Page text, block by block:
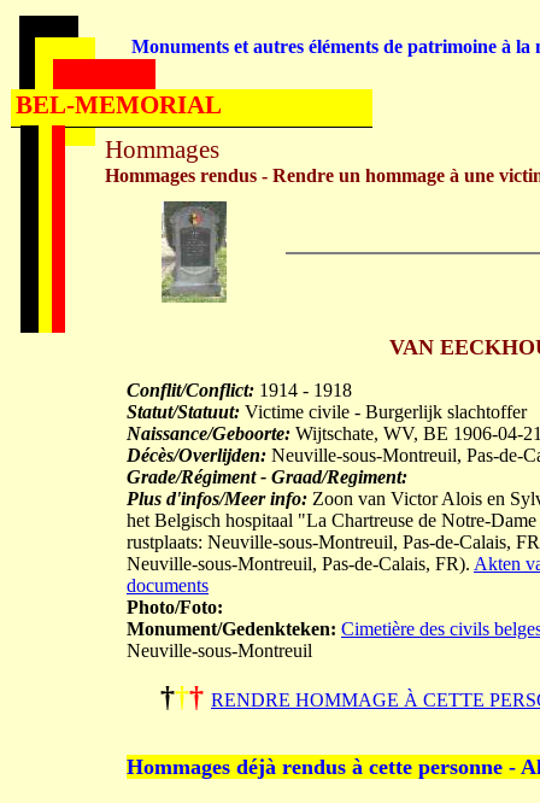
VAN
Conflit/Conflict: 1914 - 1918
Statut/Statuut: Victime civile - Burgerlijk slachtoffer
Naissance/Geboorte: Wijtschate, WV, BE 1906-04-
Décès/Overlijden: Neuville-sous-Montreuil, Pas-de-
Grade/Régiment - Graad/Regiment:
Plus d'infos/Meer info: Zoon van Victor Alois en
het Belgisch hospitaal "La Chartreuse de Notre-
rustplaats: Neuville-sous-Montreuil, Pas-de-Calais,
Neuville-sous-Montreuil, Pas-de-Calais, FR). Akten
documents
Photo/Foto:
Monument/Gedenkteken: Cimetière des civils
Neuville-sous-Montreuil
††† RENDRE HOMMAGE À CETTE
Hommages déjà rendus à cette personne -
Hommages
Hommages rendus - Rendre un hommage à une
Monuments et autres éléments de patrimoine à la
BEL-MEMORIAL